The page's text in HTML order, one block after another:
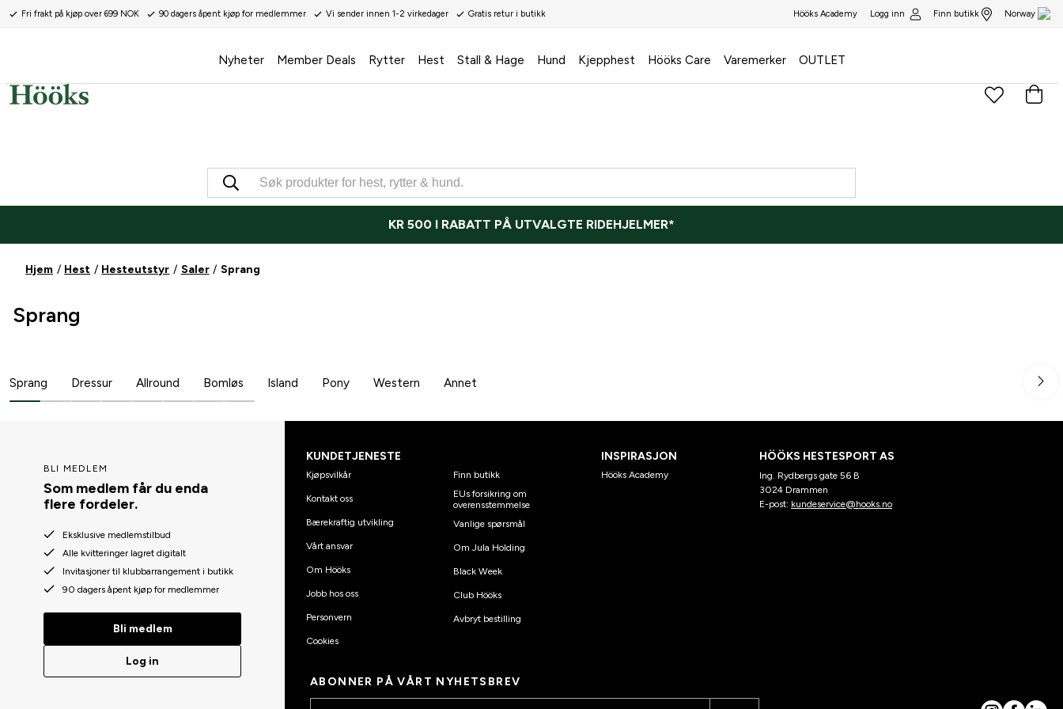
Fri frakt på kjøp over 699 NOK 90 dagers åpent kjøp for medlemmer Vi sender innen 1-2 virkedager Gratis retur i butikk Hööks Academy Logg inn Finn butikk Norway
Nyheter Member Deals Rytter Hest Stall & Hage Hund Kjepphest Hööks Care Varemerker OUTLET
KR 500 I RABATT PÅ UTVALGTE RIDEHJELMER*
Hjem Hest Hesteutstyr Saler Sprang
Sprang
Sprang Dressur Allround Bomløs Island Pony Western Annet
BLI MEDLEM
Som medlem får du enda
flere fordeler.
Eksklusive medlemstilbud
Alle kvitteringer lagret digitalt
Invitasjoner til klubbarrangement i butikk
90 dagers åpent kjøp for medlemmer
Bli medlem
Log in
KUNDETJENESTE
Kjøpsvilkår
Kontakt oss
Bærekraftig utvikling
Vårt ansvar
Om Hööks
Jobb hos oss
Personvern
Cookies
Finn butikk
EUs forsikring om
overensstemmelse
Vanlige spørsmål
Om Jula Holding
Black Week
Club Hööks
Avbryt bestilling
INSPIRASJON
Hööks Academy
HÖÖKS HESTESPORT AS
Ing. Rydbergs gate 56 B
3024 Drammen
E-post: kundeservice@hooks.no
ABONNER PÅ VÅRT NYHETSBREV